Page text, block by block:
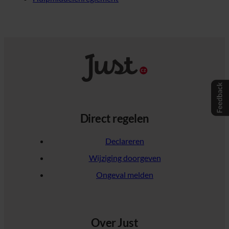
Direct regelen
Declareren
Wijziging doorgeven
Ongeval melden
Over Just